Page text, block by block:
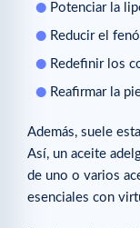
Potenciar la
Reducir el
Redefinir los
Reafirmar la
Además, suele
Así, un aceite
de uno o varios
esenciales con